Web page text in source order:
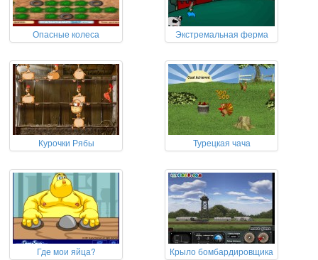
Опасные колеса Экстремальная ферма
Курочки Рябы Турецкая чача
Где мои яйца? Крыло бомбардировщика